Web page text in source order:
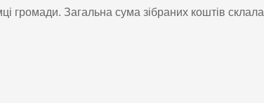
громади. Загальна сума зібраних коштів склала